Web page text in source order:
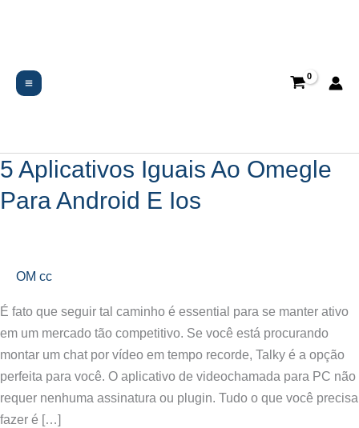
OM cc
5 Aplicativos Iguais Ao Omegle
Para Android E Ios
OM cc
É fato que seguir tal caminho é essential para se manter ativo
em um mercado tão competitivo. Se você está procurando
montar um chat por vídeo em tempo recorde, Talky é a opção
perfeita para você. O aplicativo de videochamada para PC não
requer nenhuma assinatura ou plugin. Tudo o que você precisa
fazer é […]
5
Aplicativos
Iguais
Para
E
Ios